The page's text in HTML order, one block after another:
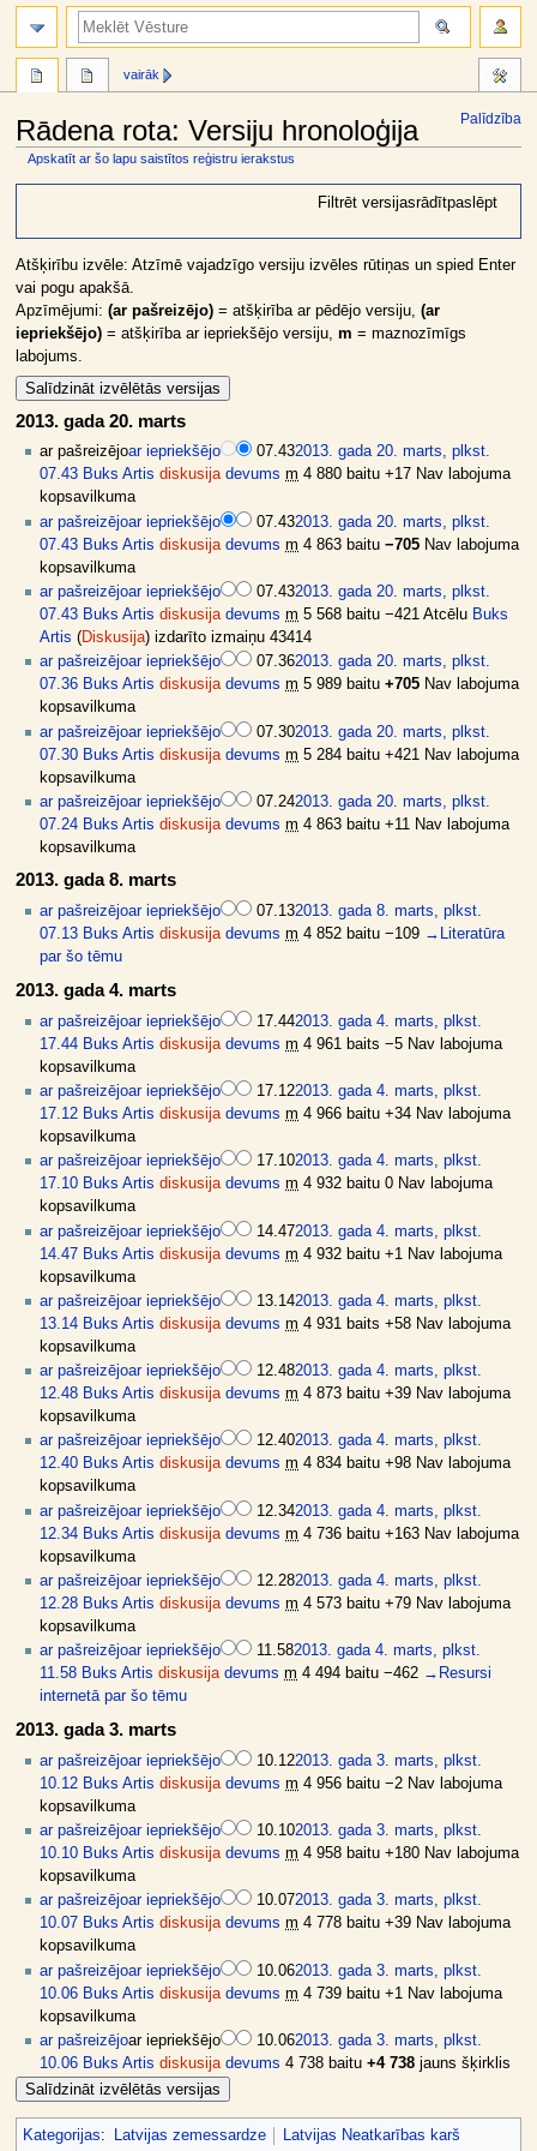
Palīdzība
Rādena rota: Versiju hronoloģija
Apskatīt ar šo lapu saistītos reģistru ierakstus
navigation
search
Filtrēt versijasrādītpaslēpt
Atšķirību izvēle: Atzīmē vajadzīgo versiju izvēles rūtiņas un spied Enter
vai pogu apakšā.
Apzīmējumi: (ar pašreizējo)= atšķirība ar pēdējo versiju, (ar
iepriekšējo)= atšķirība ar iepriekšējo versiju, m = maznozīmīgs
labojums.
2013. gada 20. marts
ar pašreizējoar iepriekšējo 07.432013. gada 20. marts, plkst.
07.43 Buks Artis diskusija devums m 4 880 baitu +17 Nav labojuma
kopsavilkuma
ar pašreizējoar iepriekšējo 07.432013. gada 20. marts, plkst.
07.43 Buks Artis diskusija devums m 4 863 baitu −705 Nav labojuma
kopsavilkuma
ar pašreizējoar iepriekšējo 07.432013. gada 20. marts, plkst.
07.43 Buks Artis diskusija devums m 5 568 baitu −421 Atcēlu Buks
Artis (Diskusija) izdarīto izmaiņu 43414
ar pašreizējoar iepriekšējo 07.362013. gada 20. marts, plkst.
07.36 Buks Artis diskusija devums m 5 989 baitu +705 Nav labojuma
kopsavilkuma
ar pašreizējoar iepriekšējo 07.302013. gada 20. marts, plkst.
07.30 Buks Artis diskusija devums m 5 284 baitu +421
Nav labojuma
kopsavilkuma
ar pašreizējoar iepriekšējo 07.242013. gada 20. marts, plkst.
07.24 Buks Artis diskusija devums m 4 863 baitu +11
Nav labojuma
kopsavilkuma
2013. gada 8. marts
ar pašreizējoar iepriekšējo 07.132013. gada 8. marts, plkst.
07.13 Buks Artis diskusija devums m 4 852 baitu −109 → Literatūra
par šo tēmu
2013. gada 4. marts
ar pašreizējoar iepriekšējo 17.442013. gada 4. marts, plkst.
17.44 Buks Artis diskusija devums m 4 961 baits −5 Nav labojuma
kopsavilkuma
ar pašreizējoar iepriekšējo 17.122013. gada 4. marts, plkst.
17.12 Buks Artis diskusija devums m 4 966 baitu +34 Nav labojuma
kopsavilkuma
ar pašreizējoar iepriekšējo 17.102013. gada 4. marts, plkst.
17.10 Buks Artis diskusija devums m 4 932 baitu 0 Nav labojuma
kopsavilkuma
ar pašreizējoar iepriekšējo 14.472013. gada 4. marts, plkst.
14.47 Buks Artis diskusija devums m 4 932 baitu +1
Nav labojuma
kopsavilkuma
ar pašreizējoar iepriekšējo 13.142013. gada 4. marts, plkst.
13.14 Buks Artis diskusija devums m 4 931 baits +58 Nav labojuma
kopsavilkuma
ar pašreizējoar iepriekšējo 12.482013. gada 4. marts, plkst.
12.48 Buks Artis diskusija devums m 4 873 baitu +39 Nav labojuma
kopsavilkuma
ar pašreizējoar iepriekšējo 12.402013. gada 4. marts, plkst.
12.40 Buks Artis diskusija devums m 4 834 baitu +98 Nav labojuma
kopsavilkuma
ar pašreizējoar iepriekšējo 12.342013. gada 4. marts, plkst.
12.34 Buks Artis diskusija devums m 4 736 baitu +163 Nav labojuma
kopsavilkuma
ar pašreizējoar iepriekšējo 12.282013. gada 4. marts, plkst.
12.28 Buks Artis diskusija devums m 4 573 baitu +79 Nav labojuma
kopsavilkuma
ar pašreizējoar iepriekšējo 11.582013. gada 4. marts, plkst.
11.58 Buks Artis diskusija devums m 4 494 baitu −462 → Resursi
internetā par šo tēmu
2013. gada 3. marts
ar pašreizējoar iepriekšējo 10.122013. gada 3. marts, plkst.
10.12 Buks Artis diskusija devums m 4 956 baitu −2 Nav labojuma
kopsavilkuma
ar pašreizējoar iepriekšējo 10.102013. gada 3. marts, plkst.
10.10 Buks Artis diskusija devums m 4 958 baitu +180 Nav labojuma
kopsavilkuma
ar pašreizējoar iepriekšējo 10.072013. gada 3. marts, plkst.
10.07 Buks Artis diskusija devums m 4 778 baitu +39 Nav labojuma
kopsavilkuma
ar pašreizējoar iepriekšējo 10.062013. gada 3. marts, plkst.
10.06 Buks Artis diskusija devums m 4 739 baitu +1
Nav labojuma
kopsavilkuma
ar pašreizējoar iepriekšējo 10.062013. gada 3. marts, plkst.
10.06 Buks Artis diskusija devums 4 738 baitu +4 738 jauns šķirklis
Kategorijas: Latvijas zemessardze Latvijas Neatkarības karš
vairāk
meklēt